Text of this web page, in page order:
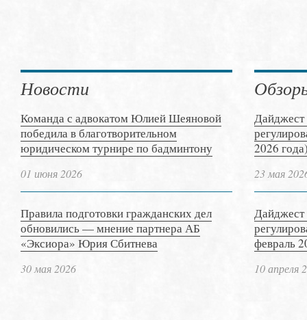
Новости
Команда с адвокатом Юлией Шеяновой
победила в благотворительном
юридическом турнире по бадминтону
01 июня 2026
Правила подготовки гражданских дел
обновились — мнение партнера АБ
«Эксиора» Юрия Сбитнева
30 мая 2026
Дайджест
2026
23 мая
Дайджест
февраль
10 апреля